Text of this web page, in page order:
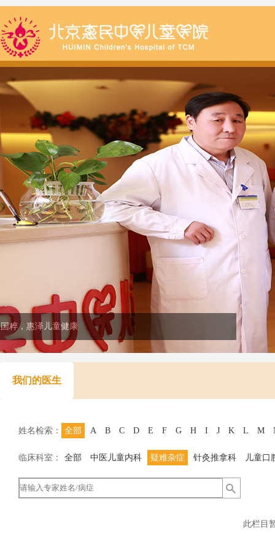
粹，惠泽儿童健康
我们的医生
姓名检索： 全部 A B C D E F G H I J K L M
临床科室： 全部 中医儿童内科 疑难杂症 针灸推拿科 儿童口
此栏目